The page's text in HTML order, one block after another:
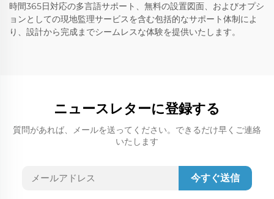
時間365日対応の多言語サポート、無料の設置図面、およびオプシ
ョンとしての現地監理サービスを含む包括的なサポート体制によ
り、設計から完成までシームレスな体験を提供いたします。
ニュースレターに登録する
質問があれば、メールを送ってください。できるだけ早くご連絡
いたします
今すぐ送信